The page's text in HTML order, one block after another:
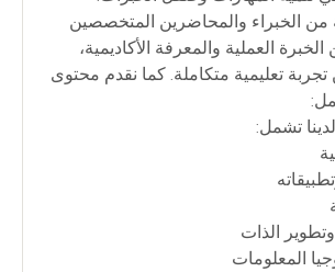
من الخبراء والمحاضرين المتخصصين
العملية والمعرفة الأكاديمية،
تعليمية متكاملة. كما نقدم محتوى
تشمل:
وتطوير الذات
المعلومات